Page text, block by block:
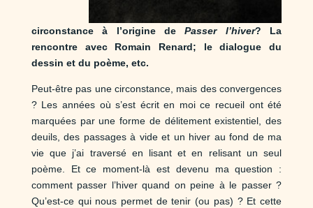
circonstance à l’origine dePasser l’hiver? La
rencontre avec Romain Renard; le dialogue du
dessin et du poème, etc.
Peut-être pas une circonstance, mais des convergences
? Les années où s’est écrit en moi ce recueil ont été
marquées par une forme de délitement existentiel, des
deuils, des passages à vide et un hiver au fond de ma
vie que j’ai traversé en lisant et en relisant un seul
poème. Et ce moment-là est devenu ma question :
comment passer l’hiver quand on peine à le passer ?
Qu’est-ce qui nous permet de tenir (ou pas) ? Et cette